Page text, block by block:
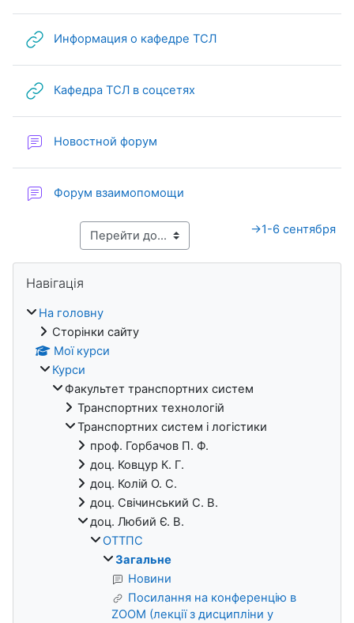
Информация о кафедре ТСЛURL (веб-посилання)
Кафедра ТСЛ в соцсетях
Новостной форум
Форум взаимопомощи
→1-6 сентября
Навігація
На головну
Сторінки сайту
Мої курси
Курси
Факультет транспортних систем
Транспортних технологій
Транспортних систем і логістики
проф. Горбачов П. Ф.
доц. Ковцур К. Г.
доц. Колій О. С.
доц. Свічинський С. В.
доц. Любий Є. В.
ОТТПС
Загальне
Новини
Посилання на конференцію в
ZOOM (лекції з дисципліни у